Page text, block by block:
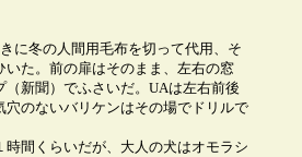
冬の人間用毛布を切って代用、そ
いた。前の扉はそのまま、左右の窓
（新聞）でふさいだ。UAは左右前後
穴のないバリケンはその場でドリルで
間くらいだが、大人の犬はオモラシ